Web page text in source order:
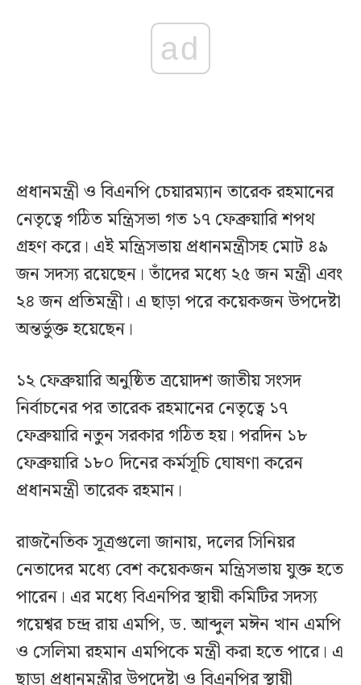
ad
প্রধানমন্ত্রী ও বিএনপি চেয়ারম্যান তারেক রহমানের
নেতৃত্বে গঠিত মন্ত্রিসভা গত ১৭ ফেব্রুয়ারি শপথ
গ্রহণ করে। এই মন্ত্রিসভায় প্রধানমন্ত্রীসহ মোট ৪৯
জন সদস্য রয়েছেন। তাঁদের মধ্যে ২৫ জন মন্ত্রী এবং
২৪ জন প্রতিমন্ত্রী। এ ছাড়া পরে কয়েকজন উপদেষ্টা
অন্তর্ভুক্ত হয়েছেন।
১২ ফেব্রুয়ারি অনুষ্ঠিত ত্রয়োদশ জাতীয় সংসদ
নির্বাচনের পর তারেক রহমানের নেতৃত্বে ১৭
ফেব্রুয়ারি নতুন সরকার গঠিত হয়। পরদিন ১৮
ফেব্রুয়ারি ১৮০ দিনের কর্মসূচি ঘোষণা করেন
প্রধানমন্ত্রী তারেক রহমান।
রাজনৈতিক সূত্রগুলো জানায়, দলের সিনিয়র
নেতাদের মধ্যে বেশ কয়েকজন মন্ত্রিসভায় যুক্ত হতে
পারেন। এর মধ্যে বিএনপির স্থায়ী কমিটির সদস্য
গয়েশ্বর চন্দ্র রায় এমপি, ড. আব্দুল মঈন খান এমপি
ও সেলিমা রহমান এমপিকে মন্ত্রী করা হতে পারে। এ